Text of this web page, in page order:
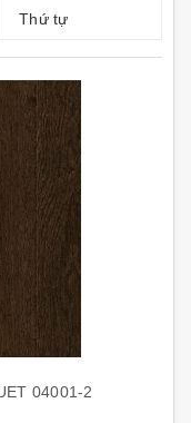
Thứ tự
04001-2